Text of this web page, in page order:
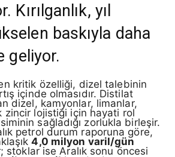
Kırılganlık, yıl
baskıyla daha
geliyor.
kritik özelliği, dizel talebinin
içinde olmasıdır. Distilat
dizel, kamyonlar, limanlar,
zincir lojistiği için hayati rol
sağladığı zorlukla birleşir.
petrol durum raporuna göre,
4,0 milyon varil/gün
stoklar ise Aralık sonu öncesi